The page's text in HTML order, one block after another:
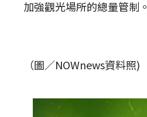
加強觀光場所的總量管制。
（圖／NOWnews資料照)